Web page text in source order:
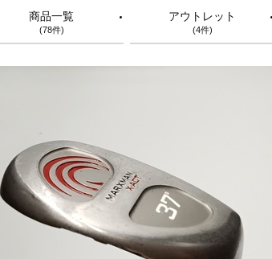
商品一覧
(78件)
アウトレット
(4件)